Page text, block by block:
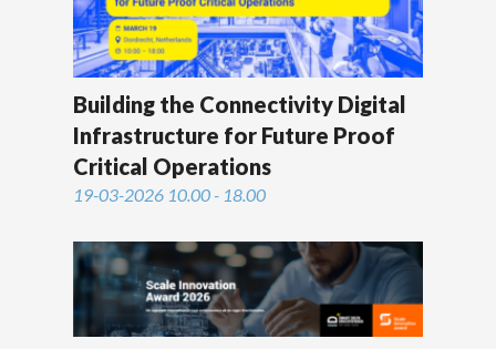
Building the Connectivity Digital
Infrastructure for Future Proof
Critical Operations
19-03-2026 10.00 - 18.00